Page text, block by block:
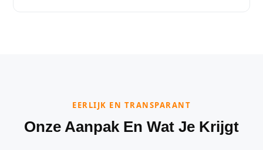
EERLIJK EN TRANSPARANT
Onze Aanpak En Wat Je Krijgt